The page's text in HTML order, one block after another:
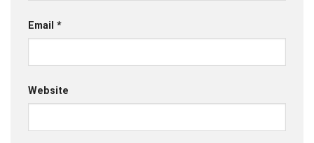
Email *
Website